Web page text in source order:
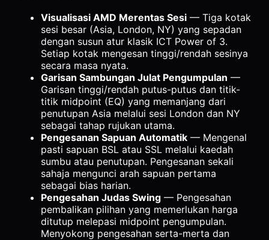
Visualisasi AMD Merentas Sesi — Tiga kotak
sesi besar (Asia, London, NY) yang sepadan
dengan susun atur klasik ICT Power of 3.
Setiap kotak mengesan tinggi/rendah sesinya
secara masa nyata.
Garisan Sambungan Julat Pengumpulan —
Garisan tinggi/rendah putus-putus dan titik-
titik midpoint (EQ) yang memanjang dari
penutupan Asia melalui sesi London dan NY
sebagai tahap rujukan utama.
Pengesanan Sapuan Automatik — Mengenal
pasti sapuan BSL atau SSL melalui kaedah
sumbu atau penutupan. Pengesanan sekali
sahaja mengunci arah sapuan pertama
sebagai bias harian.
Pengesahan Judas Swing — Pengesahan
pembalikan pilihan yang memerlukan harga
ditutup melepasi midpoint pengumpulan.
Menyokong pengesahan serta-merta dan